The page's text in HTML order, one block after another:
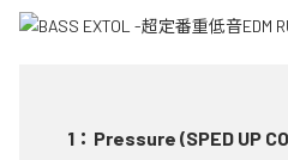
1 ： Pressure (SPED UP